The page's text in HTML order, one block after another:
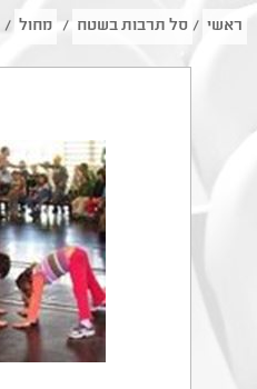
ראשי / סל תרבות בשטח / מחול /